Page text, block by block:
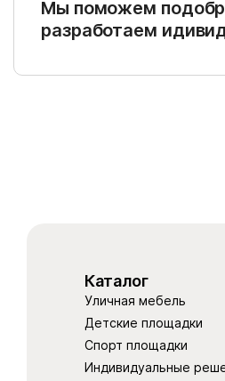
Мы поможем
разработаем
Каталог
Уличная мебель
Детские площадки
Спорт площадки
Индивидуальные